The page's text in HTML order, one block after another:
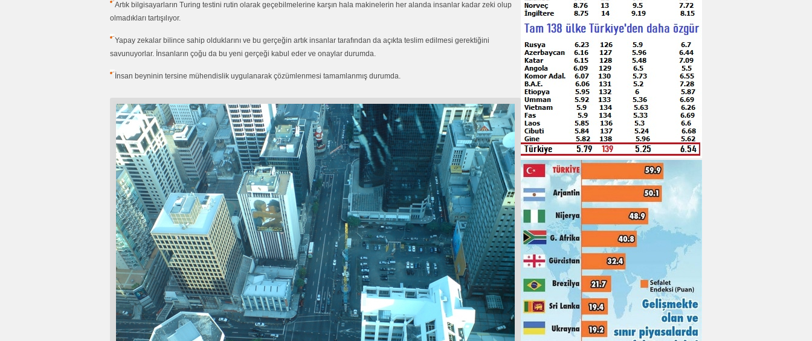
Artık bilgisayarların Turing testini rutin olarak geçebilmelerine karşın hala makinelerin her alanda insanlar kadar zeki olup
olmadıkları tartışılıyor.
Yapay zekalar bilince sahip olduklarını ve bu gerçeğin artık insanlar tarafından da açıkta teslim edilmesi gerektiğini
savunuyorlar. İnsanların çoğu da bu yeni gerçeği kabul eder ve onaylar durumda.
İnsan beyninin tersine mühendislik uygulanarak çözümlenmesi tamamlanmış durumda.